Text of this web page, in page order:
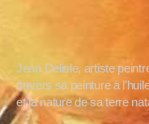
Jean Delisle, artiste
travers sa peinture à
et la nature de sa terre